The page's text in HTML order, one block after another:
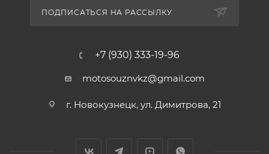
ПОДПИСАТЬСЯ НА РАССЫЛКУ
+7 (930) 333-19-96
motosouznvkz@gmail.com
г. Новокузнецк, ул. Димитрова, 21